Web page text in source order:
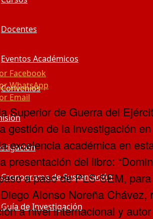
Docentes
Eventos Académicos
Convenios
Cronograma de Sustentación
Guía de Investigación
Facebook
WhatsApp
Email
Superior de Guerra del
gestión de la investigación
excelencia académica en
presentación del libro:
a paso de PLS-SEM,
Alonso Noreña Chávez,
a nivel internacional y